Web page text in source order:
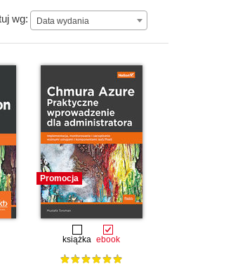
wg: Data wydania
Data wydania
Promocja
książka ebook